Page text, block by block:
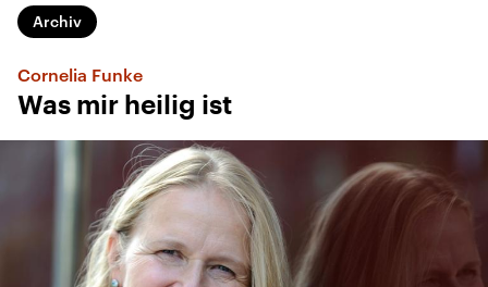
Archiv
Cornelia Funke
Was mir heilig ist